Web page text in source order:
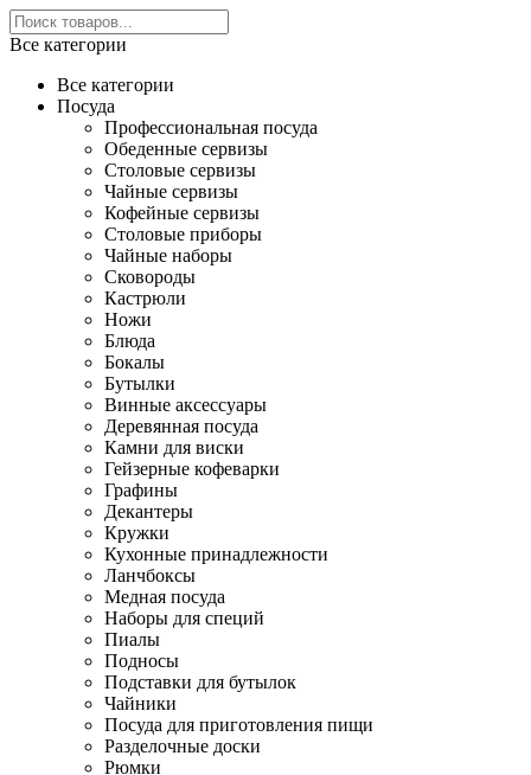
Все категории
Все категории
Посуда
Профессиональная посуда
Обеденные сервизы
Столовые сервизы
Чайные сервизы
Кофейные сервизы
Столовые приборы
Чайные наборы
Сковороды
Кастрюли
Ножи
Блюда
Бокалы
Бутылки
Винные аксессуары
Деревянная посуда
Камни для виски
Гейзерные кофеварки
Графины
Декантеры
Кружки
Кухонные принадлежности
Ланчбоксы
Медная посуда
Наборы для специй
Пиалы
Подносы
Подставки для бутылок
Чайники
Посуда для приготовления пищи
Разделочные доски
Рюмки